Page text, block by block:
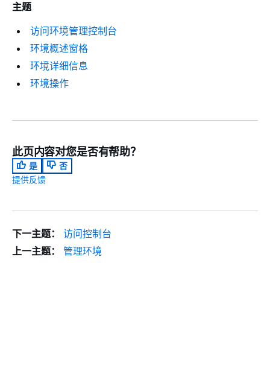
主题
访问环境管理控制台
环境概述窗格
环境详细信息
环境操作
此页内容对您是否有帮助？
是
否
提供反馈
下一主题：
访问控制台
上一主题：
管理环境